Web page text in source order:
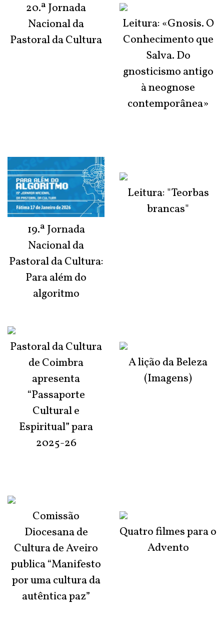
20.ª Jornada
Nacional da
Pastoral da Cultura
19.ª Jornada
Nacional da
Pastoral da Cultura:
Para além do
algoritmo
Pastoral da Cultura
de Coimbra
apresenta
“Passaporte
Cultural e
Espiritual” para
2025-26
Comissão
Diocesana de
Cultura de Aveiro
publica “Manifesto
por uma cultura da
autêntica paz”
Leitura: «Gnosis. O
Conhecimento que
Salva. Do
gnosticismo antigo
à neognose
contemporânea»
Leitura: "Teorbas
brancas"
A lição da Beleza
(Imagens)
Quatro filmes para o
Advento